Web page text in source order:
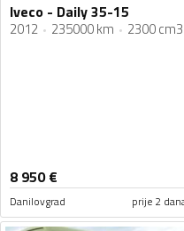
Iveco - Daily 35-15
2012 235000 km 2300 cm3
8 950€
Danilovgrad prije 2